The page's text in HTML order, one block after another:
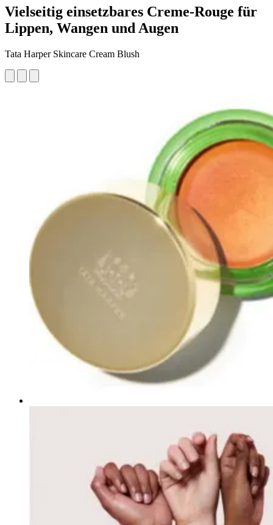
Vielseitig einsetzbares Creme-Rouge für
Lippen, Wangen und Augen
Tata Harper Skincare Cream Blush